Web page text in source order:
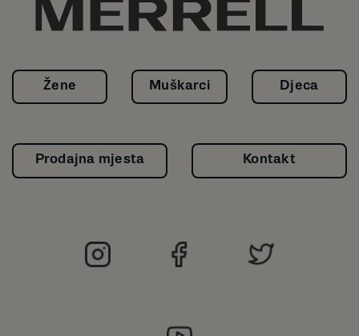
Žene Muškarci Djeca
Prodajna mjesta Kontakt